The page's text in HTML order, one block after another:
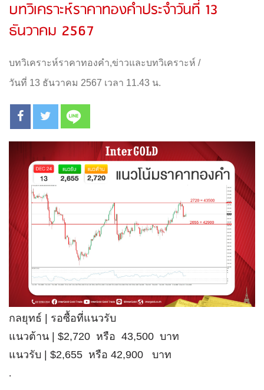
บทวิเคราะห์ราคาทองคำประจำวันที่ 13
ธันวาคม 2567
บทวิเคราะห์ราคาทองคำ,ข่าวและบทวิเคราะห์ /
วันที่ 13 ธันวาคม 2567 เวลา 11.43 น.
กลยุทธ์ | รอซื้อที่แนวรับ
แนวต้าน | $2,720 หรือ 43,500 บาท
แนวรับ | $2,655 หรือ 42,900 บาท
.